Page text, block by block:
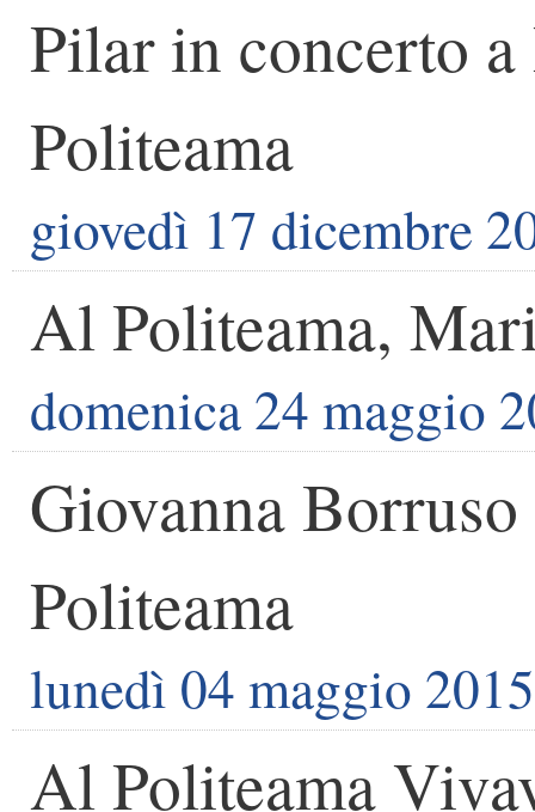
Pilar in concerto
Politeama
giovedì 17 dicembre
Al Politeama,
domenica 24 maggio
Giovanna
Politeama
lunedì 04 maggio 2015
Al Politeama